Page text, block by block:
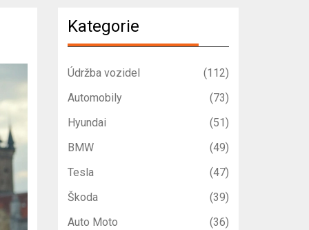
Kategorie
Údržba vozidel
(112)
Automobily
(73)
Hyundai
(51)
BMW
(49)
Tesla
(47)
Škoda
(39)
Auto Moto
(36)